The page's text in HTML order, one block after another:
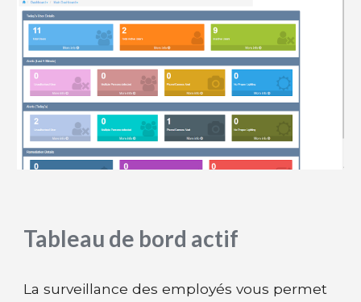
Tableau de bord actif
La surveillance des employés vous permet